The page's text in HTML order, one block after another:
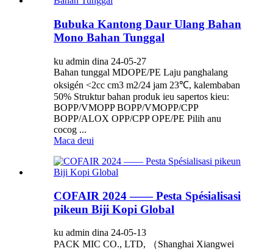
Bubuka Kantong Daur Ulang Bahan
Mono Bahan Tunggal
ku admin dina 24-05-27
Bahan tunggal MDOPE/PE Laju panghalang
oksigén <2cc cm3 m2/24 jam 23℃, kalembaban
50% Struktur bahan produk ieu sapertos kieu:
BOPP/VMOPP BOPP/VMOPP/CPP
BOPP/ALOX OPP/CPP OPE/PE Pilih anu
cocog ...
Maca deui
COFAIR 2024 —— Pesta Spésialisasi
pikeun Biji Kopi Global
ku admin dina 24-05-13
PACK MIC CO., LTD, （Shanghai Xiangwei